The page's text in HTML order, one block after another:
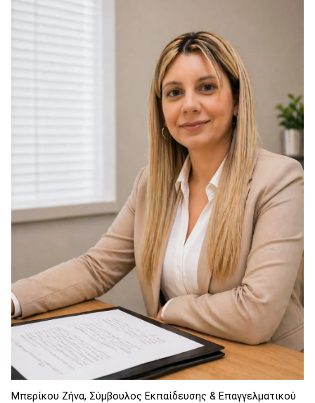
Μπερίκου Ζήνα, Σύμβουλος Εκπαίδευσης & Επαγγελματικού